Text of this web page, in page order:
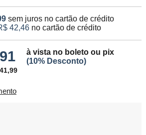
sem juros no cartão de crédito
42,46no cartão de crédito
à vista no boleto ou pix
(10% Desconto)